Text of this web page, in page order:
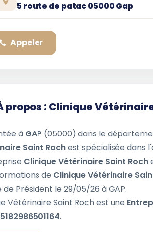
5 route de patac 05000 Gap
Appeler
propos : Clinique
à GAP (05000) dans le
Saint Rochest spécialisée dans
Clinique Vétérinaire Saint Roch
de Clinique Vétérinaire
de Président le 29/05/26 à GAP.
Vétérinaire Saint Roch est une
.